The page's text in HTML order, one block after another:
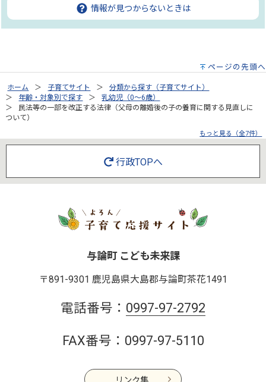
情報が見つからないときは
ページの先頭へ
ホーム 子育てサイト
分類から探す（子育てサイト）
年齢・対象別で探す
乳幼児（0～6歳）
民法等の一部を改正する法律（父母の離婚後の子の養育に関する見直しに
ついて）
もっと見る（全7件）
行政TOPへ
与論町 こども未来課
〒891-9301 鹿児島県大島郡与論町茶花1491
電話番号： 0997-97-2792
FAX番号：0997-97-5110